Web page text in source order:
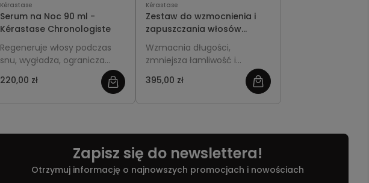
Kérastase
Serum na Noc 90 ml -
Kérastase Chronologiste
Regeneruje włosy podczas
snu, wygładza, ogranicza
puszenie i przywraca blask
oraz młodszy, pełniejszy
220,00 zł
Kérastase
Zestaw do wzmocnienia i
zapuszczania włosów
długich - Kérastase
Résistance Extentioniste
Wzmacnia długości,
zmniejsza łamliwość i
rozdwajanie końców, dzięki
czemu włosy mogą rosnąć
395,00 zł
zobacz
więcej
Zapisz się do newslettera!
Otrzymuj informację o najnowszych promocjach i nowościach